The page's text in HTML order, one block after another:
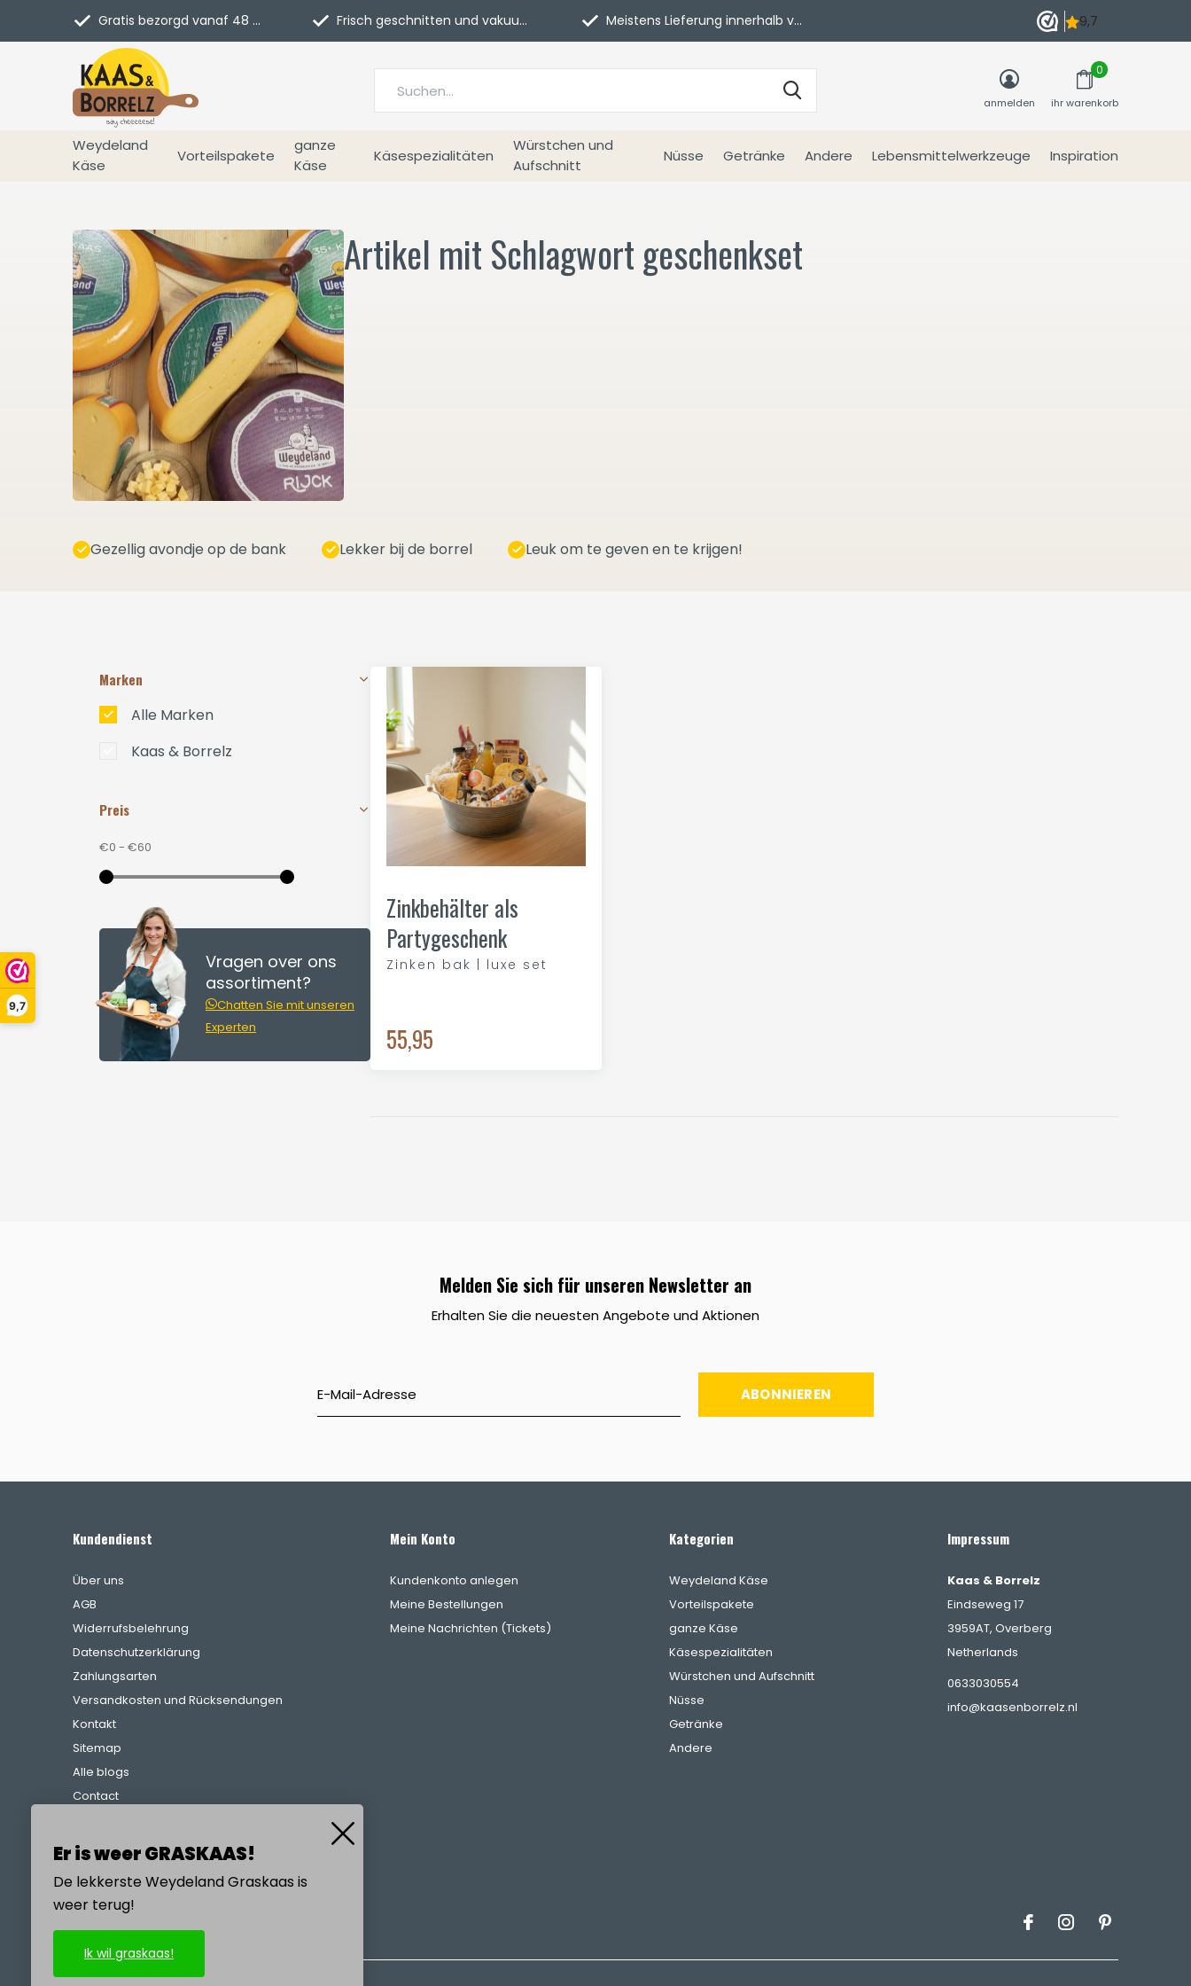
9,7
Weydeland
Käse
Vorteilspakete
ganze
Käse
Käsespezialitäten
Würstchen und
Aufschnitt
Nüsse Getränke Andere Lebensmittelwerkzeuge Inspiration
anmelden ihr warenkorb
0
Gratis bezorgd vanaf 48 euro in NL Frisch geschnitten und vakuumverpackt. Meistens Lieferung innerhalb von 3 Tagen
Artikel mit Schlagwort geschenkset
Gezellig avondje op de bank Lekker bij de borrel Leuk om te geven en te krijgen!
Zinkbehälter als
Partygeschenk
Zinken bak | luxe set
55,95
Marken
Alle Marken
Kaas & Borrelz
Preis
€0 - €60
Vragen over ons
assortiment?
Chatten Sie mit unseren
Experten
Melden Sie sich für unseren Newsletter an
Erhalten Sie die neuesten Angebote und Aktionen
ABONNIEREN
Kundendienst
Über uns
AGB
Widerrufsbelehrung
Datenschutzerklärung
Zahlungsarten
Versandkosten und Rücksendungen
Kontakt
Sitemap
Alle blogs
Contact
Referenzen
Mein Konto
Kundenkonto anlegen
Meine Bestellungen
Meine Nachrichten (Tickets)
Kategorien
Weydeland Käse
Vorteilspakete
ganze Käse
Käsespezialitäten
Würstchen und Aufschnitt
Nüsse
Getränke
Andere
Impressum
Kaas & Borrelz
Eindseweg 17
3959AT, Overberg
Netherlands
0633030554
info@kaasenborrelz.nl
Er is weer GRASKAAS!
De lekkerste Weydeland Graskaas is
weer terug!
Ik wil graskaas!